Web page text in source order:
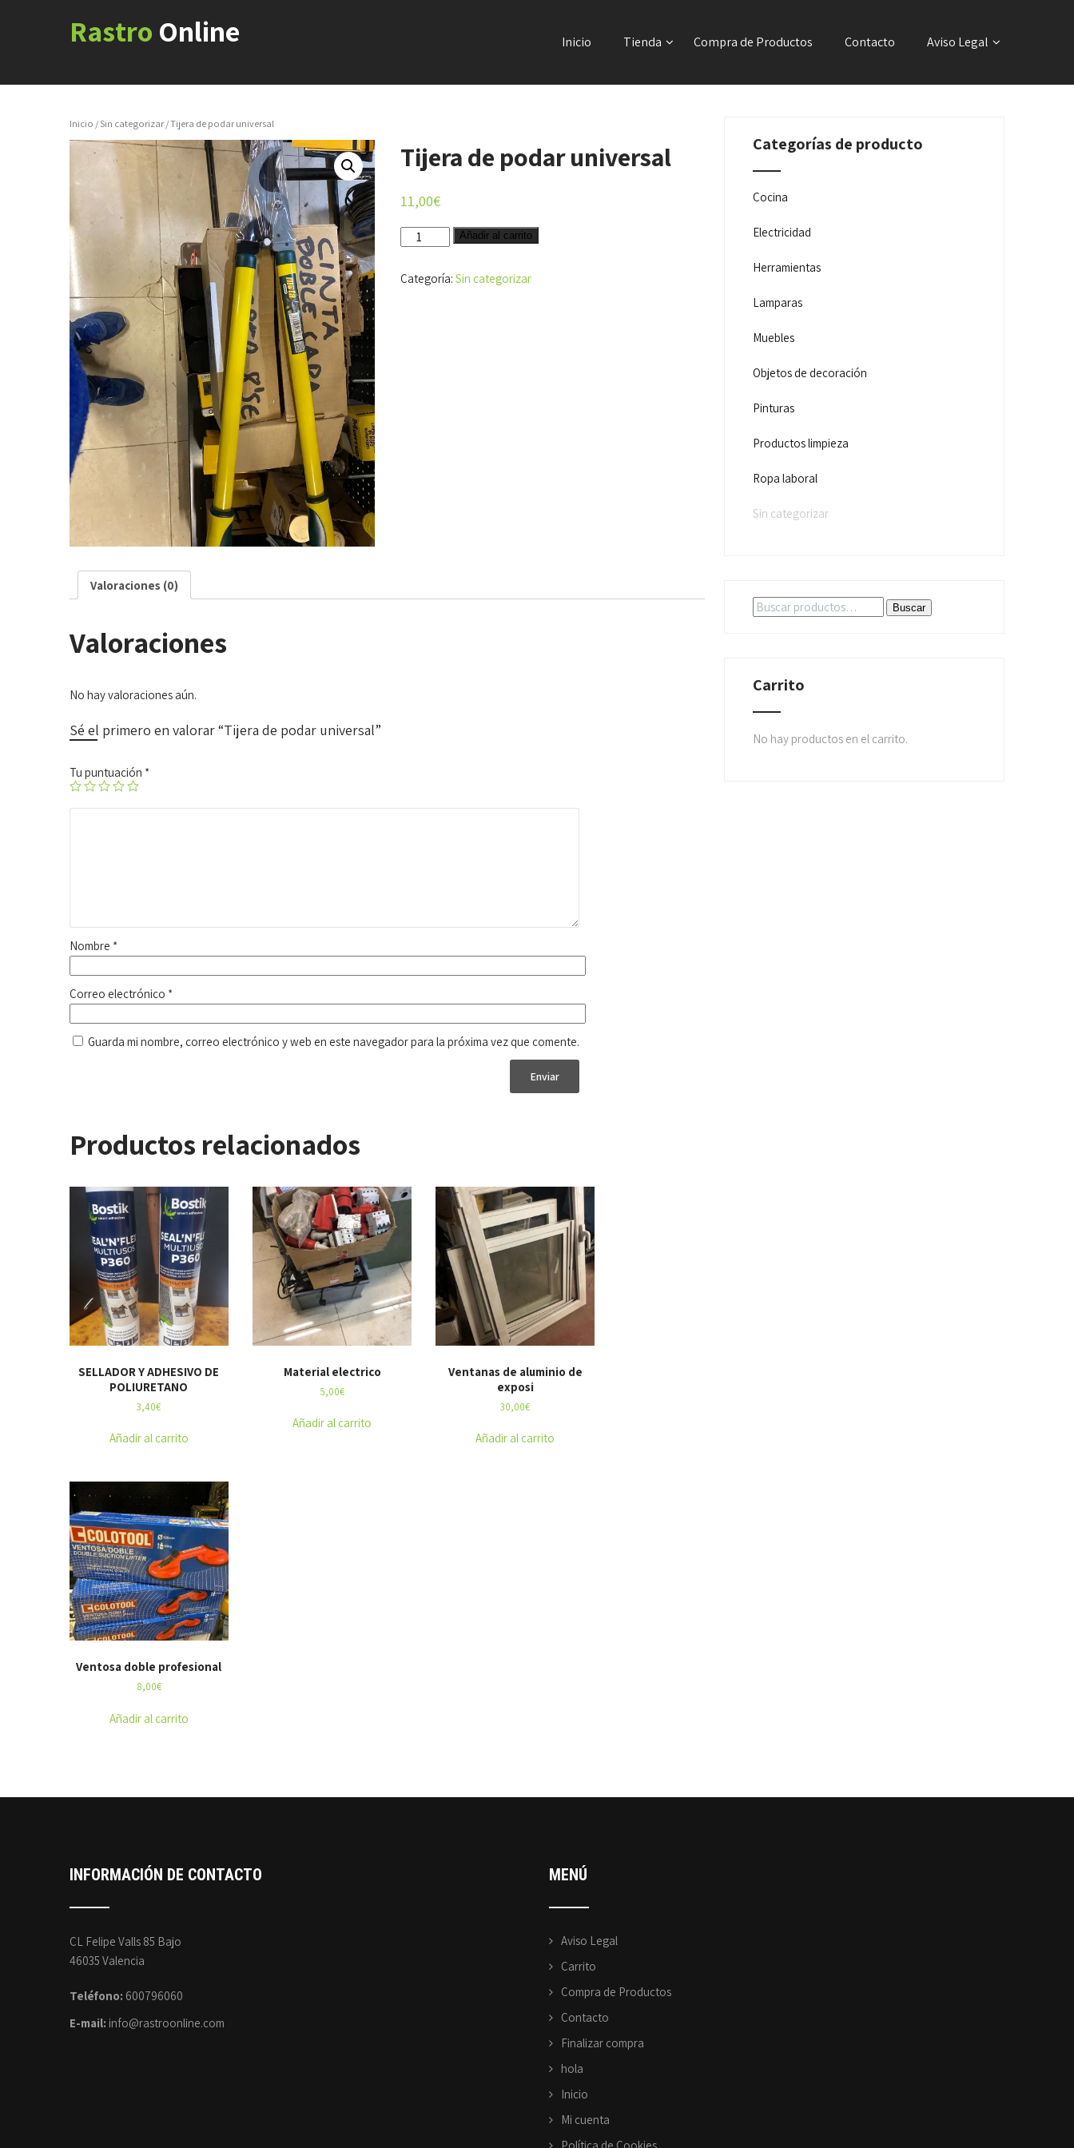
Rastro Online Inicio Tienda Compra de Productos Contacto Aviso Legal
Inicio /Sin categorizar/ Tijera de podar universal
Tijera de podar universal
11,00€
Tijera
de
universal
Añadir al carrito
Categoría: Sin categorizar
Valoraciones (0)
Valoraciones
No hay valoraciones aún.
Sé el primero en valorar “Tijera de podar universal”
Tu puntuación *
Nombre *
Correo electrónico *
Guarda mi nombre, correo electrónico y web en este navegador para la próxima vez que comente.
Productos relacionados
SELLADOR Y ADHESIVO DE
POLIURETANO
3,40€
Añadir al carrito
Material electrico
5,00€
Añadir al carrito
Ventanas de aluminio de
exposi
30,00€
Añadir al carrito
Ventosa doble profesional
8,00€
Añadir al carrito
Categorías de producto
Cocina
Electricidad
Herramientas
Lamparas
Muebles
Objetos de decoración
Pinturas
Productos limpieza
Ropa laboral
Sin categorizar
Buscar
por:
Buscar
Carrito
No hay productos en el carrito.
INFORMACIÓN DE CONTACTO
CL Felipe Valls 85 Bajo
46035 Valencia
Teléfono: 600796060
E-mail: info@rastroonline.com
MENÚ
Aviso Legal
Carrito
Compra de Productos
Contacto
Finalizar compra
hola
Inicio
Mi cuenta